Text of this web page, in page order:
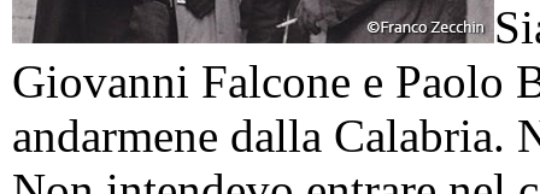
Giovanni Falcone e Paolo
andarmene dalla Calabria.